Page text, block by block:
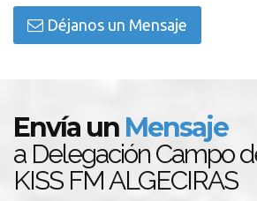
Déjanos un Mensaje
Envía un Mensaje
a Delegación Campo
KISS FM ALGECIRAS